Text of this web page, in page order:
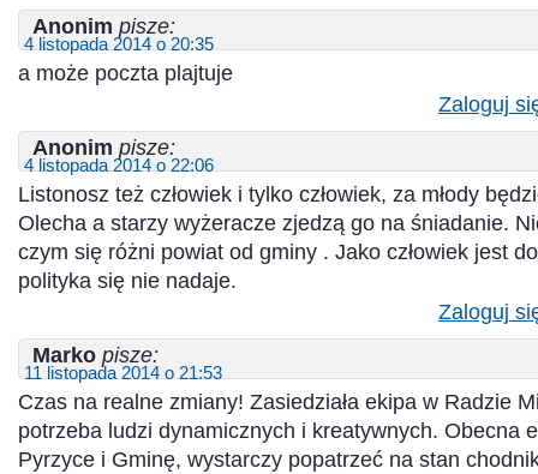
Anonim pisze:
4 listopada 2014 o 20:35
a może poczta plajtuje
Zaloguj
Anonim pisze:
4 listopada 2014 o 22:06
Listonosz też człowiek i tylko człowiek, za młody
Olecha a starzy wyżeracze zjedzą go na śniadanie.
czym się różni powiat od gminy . Jako człowiek jest
polityka się nie nadaje.
Zaloguj
Marko pisze:
11 listopada 2014 o 21:53
Czas na realne zmiany! Zasiedziała ekipa w Radzie
potrzeba ludzi dynamicznych i kreatywnych. Obecna
Pyrzyce i Gminę, wystarczy popatrzeć na stan